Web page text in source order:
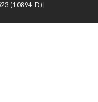
(10894-D)]